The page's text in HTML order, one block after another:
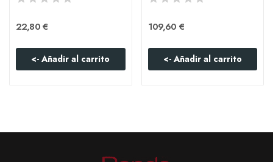
22,80 €
<- Añadir al carrito
109,60 €
<- Añadir al carrito